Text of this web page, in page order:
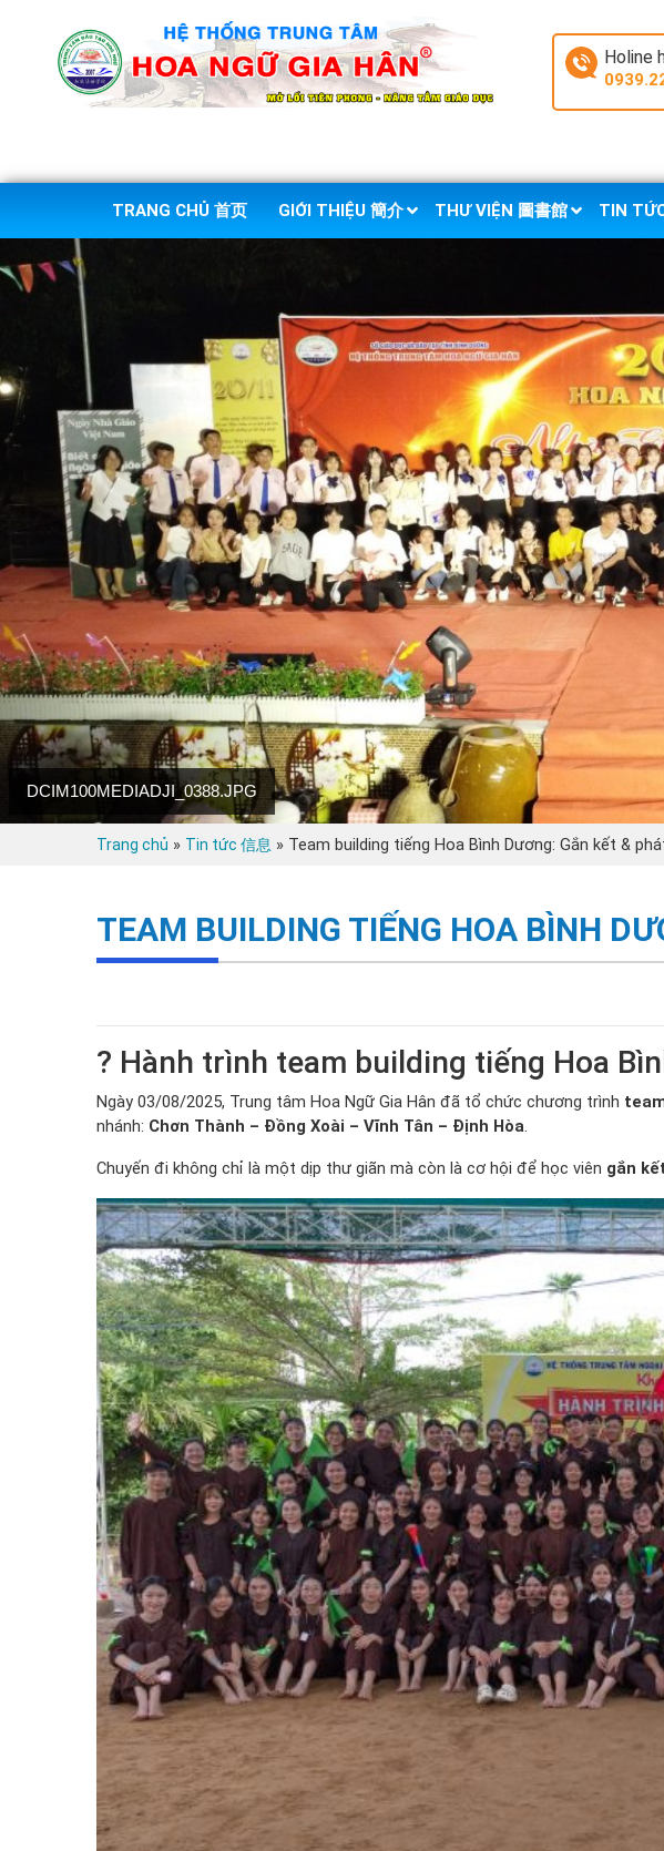
Holine
TRANG CHỦ 首页 GIỚI THIỆU 簡介 THƯ VIỆN 圖書館 TIN
Trang chủ » Tin tức 信息 » Team building tiếng Hoa Bình Dương: Gắn kết &
TEAM BUILDING TIẾNG HOA BÌNH
? Hành trình team building tiếng Hoa
Ngày 03/08/2025, Trung tâm Hoa Ngữ Gia Hân đã tổ chức chương trình
nhánh: Chơn Thành – Đồng Xoài – Vĩnh Tân – Định Hòa.
Chuyến đi không chỉ là một dịp thư giãn mà còn là cơ hội để học viên gắn